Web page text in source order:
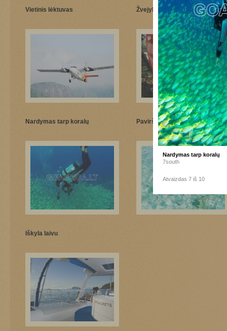
Vietinis lėktuvas Žvejyba Seišeliuose
Nardymas tarp koralų Paviršinis nardymas
Iškyla laivu
Nardymas tarp koralų
7south
Atvaizdas 7 iš 10